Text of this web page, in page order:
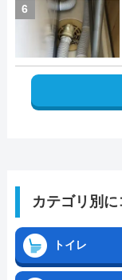
6
カテゴリ別
トイレ